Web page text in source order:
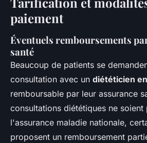
paiement
Éventuels remboursements
santé
Beaucoup de patients se
consultation avec un diététicien
remboursable par leur assurance
consultations diététiques ne
l'assurance maladie nationale,
proposent un remboursement